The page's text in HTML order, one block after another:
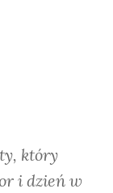
który
i dzień w